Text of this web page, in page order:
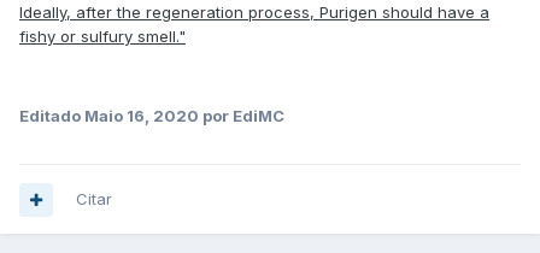
Ideally, after the regeneration process, Purigen should have a
fishy or sulfury smell."
Editado Maio 16, 2020 por EdiMC
Citar